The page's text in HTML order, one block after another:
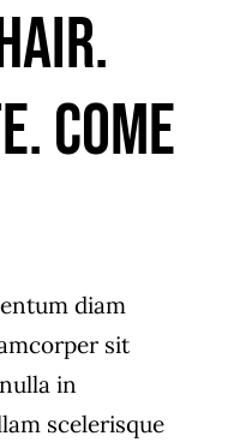
Come
diam
sit
in
scelerisque